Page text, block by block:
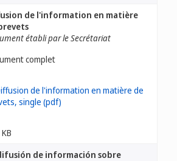
de l'information en matière
établi par le Secrétariat
complet
de información sobre